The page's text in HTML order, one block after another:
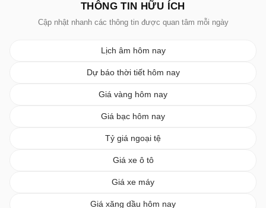
THÔNG TIN HỮU ÍCH
Cập nhật nhanh các thông tin được quan tâm mỗi ngày
Lịch âm hôm nay
Dự báo thời tiết hôm nay
Giá vàng hôm nay
Giá bạc hôm nay
Tỷ giá ngoại tệ
Giá xe ô tô
Giá xe máy
Giá xăng dầu hôm nay